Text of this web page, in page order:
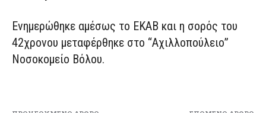
Ενημερώθηκε αμέσως το ΕΚΑΒ και η σορός του
42χρονου μεταφέρθηκε στο “Αχιλλοπούλειο”
Νοσοκομείο Βόλου.